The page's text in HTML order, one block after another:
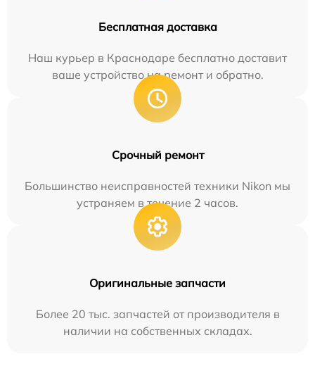
Бесплатная доставка
Наш курьер в Краснодаре бесплатно доставит
ваше устройство на ремонт и обратно.
Срочный ремонт
Большинство неисправностей техники Nikon мы
устраняем в течение 2 часов.
Оригинальные запчасти
Более 20 тыс. запчастей от производителя в
наличии на собственных складах.